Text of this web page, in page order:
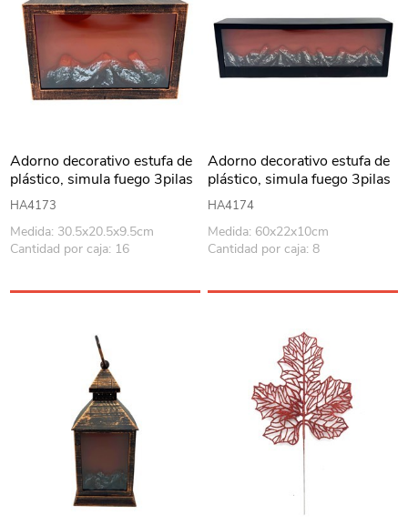
Adorno decorativo estufa de
plástico, simula fuego 3pilas
C y recarga USB, en caja
HA4173
Medida: 30.5x20.5x9.5cm
Cantidad por caja: 16
Adorno decorativo estufa de
plástico, simula fuego 3pilas
C y recarga USB, en caja
HA4174
Medida: 60x22x10cm
Cantidad por caja: 8